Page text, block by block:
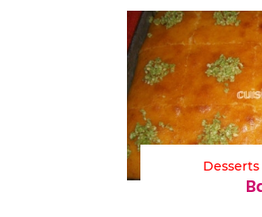
Desserts